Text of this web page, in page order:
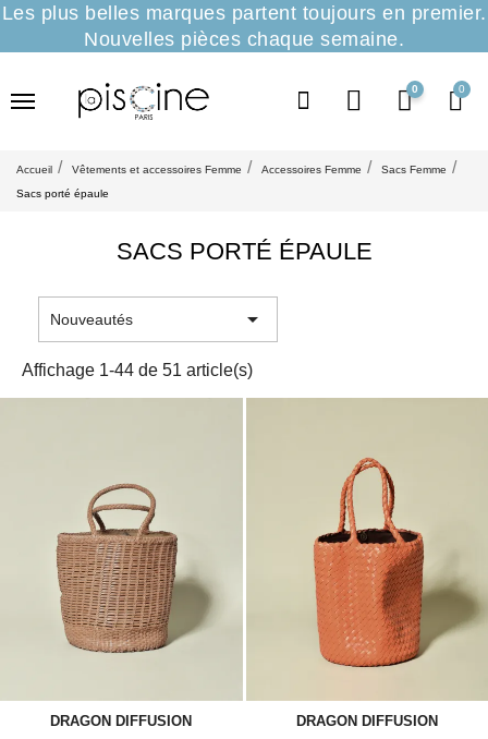
Les plus belles marques partent toujours en premier.
Nouvelles pièces chaque semaine.
0
Accueil Vêtements et accessoires Femme Accessoires Femme
Sacs Femme
Sacs porté épaule
SACS PORTÉ ÉPAULE
Nouveautés 
Affichage 1-44 de 51 article(s)
DRAGON DIFFUSION DRAGON DIFFUSION